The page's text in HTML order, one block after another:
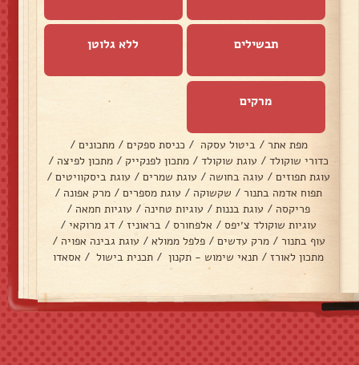
תבשילים ללא גלוטן
מרקים
מפת אתר / ביטול עסקה / כניסת ספקים / מתכונים /
כדורי שוקולד / עוגת שוקולד / מתכון לפנקייק / מתכון לפיצה /
עוגת תפוזים / עוגה בחושה / עוגת שמרים / עוגת ביסקוויטים /
תפוח אדמה בתנור / שקשוקה / עוגת מספרים / מרק אפונה /
פריקסה / עוגת בננות / עוגיות טחינה / עוגיות חמאה /
עוגיות שוקולד צ׳יפס / אלפחורס / בראוניז / דג מרוקאי /
עוף בתנור / מרק עדשים / פלפל ממולא / עוגת גבינה אפויה /
מתכון לאורז / תנאי שימוש - תקנון / תכנית בישול / אסאדו